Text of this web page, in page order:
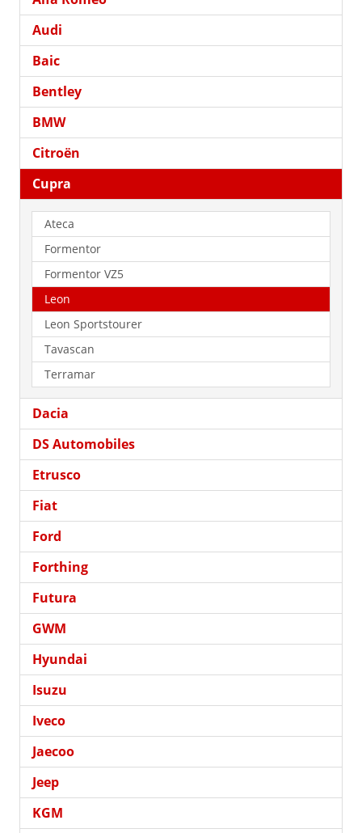
Audi
Baic
Bentley
BMW
Citroën
Cupra
Ateca
Formentor
Formentor VZ5
Leon
Leon Sportstourer
Tavascan
Terramar
Dacia
DS Automobiles
Etrusco
Fiat
Ford
Forthing
Futura
GWM
Hyundai
Isuzu
Iveco
Jaecoo
Jeep
KGM